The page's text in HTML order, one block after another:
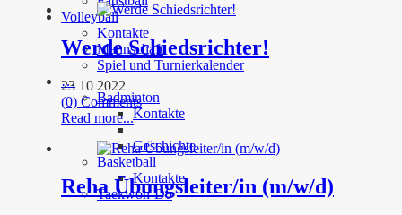
Volleyball
Kontakte
Mannschaft
Spiel und Turnierkalender
…
Badminton
Kontakte
Geschichte
Basketball
Kontakte
Taekwon-Do
Werde Schiedsrichter!
23 10 2022
(0) Comments
Read more...
Reha Übungsleiter/in (m/w/d)